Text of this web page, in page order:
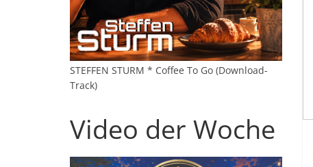
STEFFEN STURM * Coffee To Go (Download-
Track)
Video der Woche